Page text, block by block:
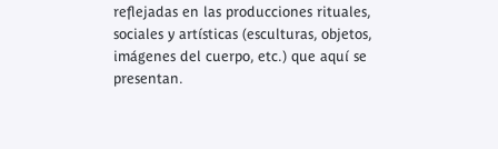
reflejadas en las producciones rituales,
sociales y artísticas (esculturas, objetos,
imágenes del cuerpo, etc.) que aquí se
presentan.